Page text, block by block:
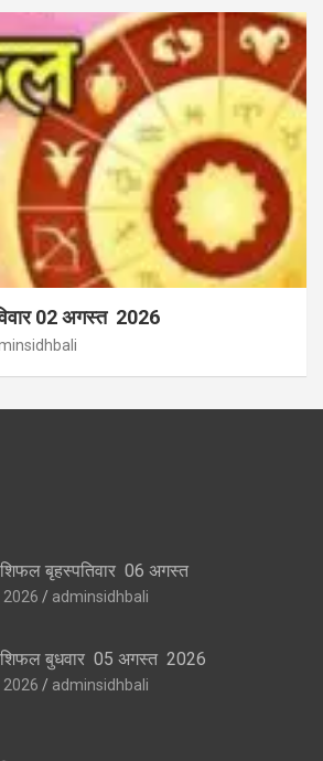
02 अगस्त 2026
बृहस्पतिवार 06 अगस्त
adminsidhbali
बुधवार 05 अगस्त 2026
adminsidhbali